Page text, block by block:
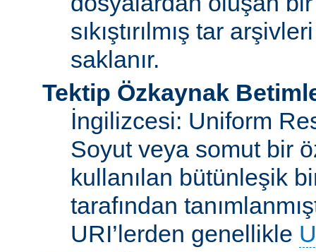
sıkıştırılmış tar
saklanır.
Tektip Özkaynak
İngilizcesi: Uniform
Soyut veya somut bir
kullanılan bütünleşik
tarafından
URI’lerden genellikle